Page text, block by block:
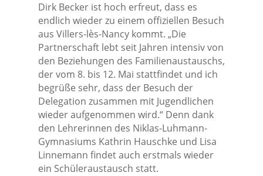
Dirk Becker ist hoch erfreut, dass es
endlich wieder zu einem offiziellen Besuch
aus Villers-lès-Nancy kommt. „Die
Partnerschaft lebt seit Jahren intensiv von
den Beziehungen des Familienaustauschs,
der vom 8. bis 12. Mai stattfindet und ich
begrüße sehr, dass der Besuch der
Delegation zusammen mit Jugendlichen
wieder aufgenommen wird.“ Denn dank
den Lehrerinnen des Niklas-Luhmann-
Gymnasiums Kathrin Hauschke und Lisa
Linnemann findet auch erstmals wieder
ein Schüleraustausch statt.